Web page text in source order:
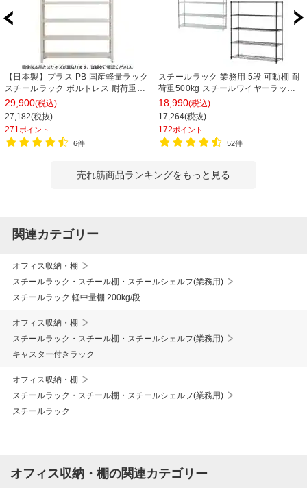
【日本製】プラス PB 国産軽量ラック
スチールラック ボルトレス 耐荷重
150kg/段 天地6段 幅1812×奥行462×
高さ2100mm スチール棚 スチールシ
ェルフ 収納棚 オープンラック 収納ラ
ック
29,900(税込)
27,182(税抜)
271 ポイント
6件
スチールラック 業務用 5段 可動棚 耐
荷重500kg スチールワイヤーラック
シェルゴ 幅1515×奥行460×高さ
1740mm
18,990(税込)
17,264(税抜)
172ポイント
52件
売れ筋商品ランキングをもっと見る
関連カテゴリー
オフィス収納・棚
スチールラック・スチール棚・スチールシェルフ(業務用)
スチールラック 軽中量棚 200kg/段
オフィス収納・棚
スチールラック・スチール棚・スチールシェルフ(業務用)
キャスター付きラック
オフィス収納・棚
スチールラック・スチール棚・スチールシェルフ(業務用)
スチールラック
オフィス収納・棚の関連カテゴリー